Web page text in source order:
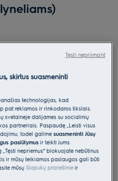
šaukštelio druskos
cukraus, 2 šaukštai
(apie 350g.) įvairių
ir migdolų
skirtus suasmeninti
technologijas, kad
pat reklamos ir rinkodaros tikslais.
svetainėje dalijamės su socialinių
partneriais. Paspaudę „Leisti visus
todėl galimesuasmeninti Jūsų
pasiūlymus ir teikti Jums
nepriėmus“ blokuojate nebūtinus
ir mūsų teikiamos paslaugos gali būti
mūsų Slapukų pranešimeir
Tęsti nepriimant